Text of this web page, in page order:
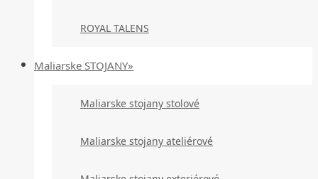
ROYAL TALENS
Maliarske STOJANY»
Maliarske stojany stolové
Maliarske stojany ateliérové